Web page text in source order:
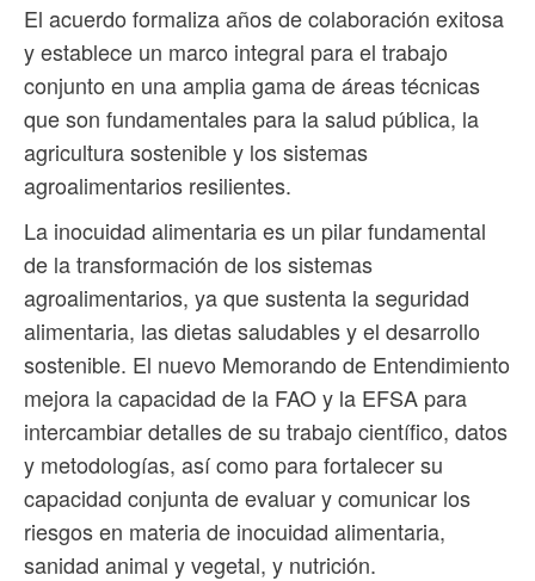
El acuerdo formaliza años de colaboración exitosa
y establece un marco integral para el trabajo
conjunto en una amplia gama de áreas técnicas
que son fundamentales para la salud pública, la
agricultura sostenible y los sistemas
agroalimentarios resilientes.
La inocuidad alimentaria es un pilar fundamental
de la transformación de los sistemas
agroalimentarios, ya que sustenta la seguridad
alimentaria, las dietas saludables y el desarrollo
sostenible. El nuevo Memorando de Entendimiento
mejora la capacidad de la FAO y la EFSA para
intercambiar detalles de su trabajo científico, datos
y metodologías, así como para fortalecer su
capacidad conjunta de evaluar y comunicar los
riesgos en materia de inocuidad alimentaria,
sanidad animal y vegetal, y nutrición.